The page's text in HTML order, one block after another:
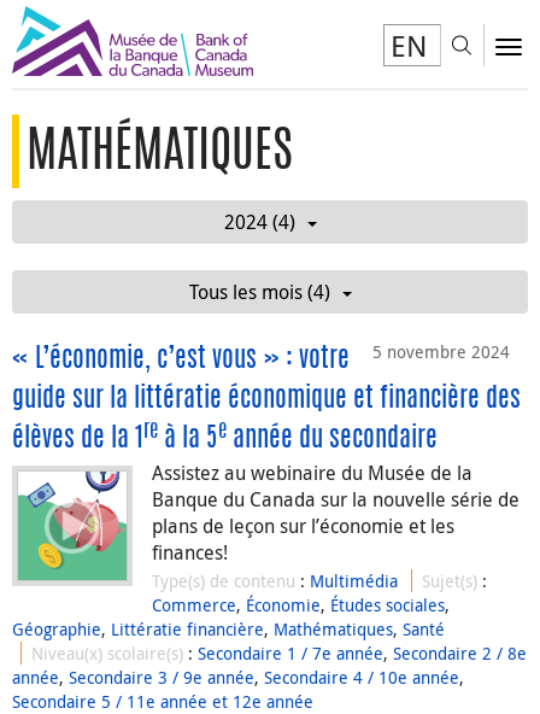
EN
MATHÉMATIQUES
2024 (4)
Tous les mois (4)
5 novembre 2024
« L’économie, c’est vous » : votre
guide sur la littératie économique et financière des
élèves de la 1
re à la 5e année du secondaire
Assistez au webinaire du Musée de la
Banque du Canada sur la nouvelle série de
plans de leçon sur l’économie et les
finances!
Type(s) de contenu : Multimédia Sujet(s) :
Commerce, Économie, Études sociales,
Géographie, Littératie financière, Mathématiques, Santé
Niveau(x) scolaire(s) :Secondaire 1 / 7e année,Secondaire 2 / 8e
année, Secondaire 3 / 9e année, Secondaire 4 / 10e année,
Secondaire 5 / 11e année et 12e année